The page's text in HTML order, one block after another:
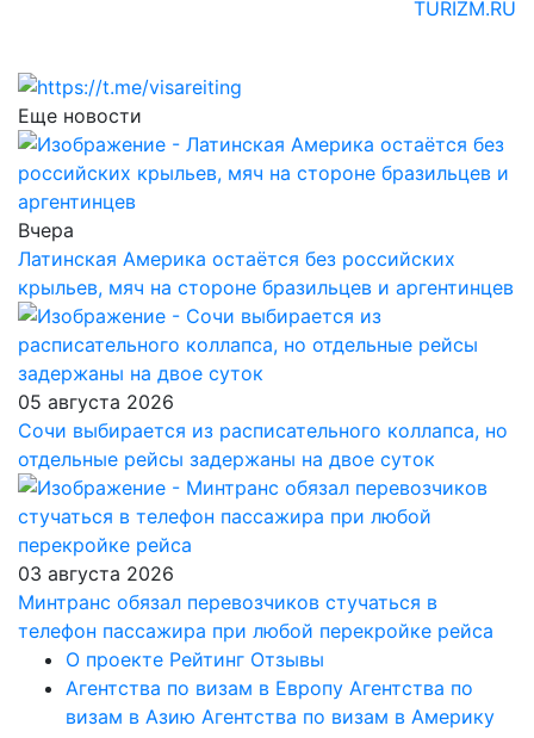
TURIZM.RU
Еще новости
Вчера
Латинская Америка остаётся без российских
крыльев, мяч на стороне бразильцев и аргентинцев
05 августа 2026
Сочи выбирается из расписательного коллапса, но
отдельные рейсы задержаны на двое суток
03 августа 2026
Минтранс обязал перевозчиков стучаться в
телефон пассажира при любой перекройке рейса
О проекте Рейтинг Отзывы
Агентства по визам в Европу Агентства по
визам в Азию Агентства по визам в Америку